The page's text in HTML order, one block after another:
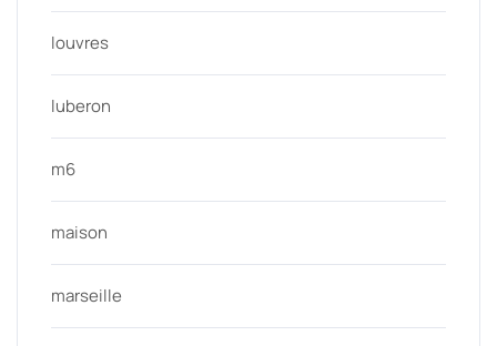
louvres
luberon
m6
maison
marseille